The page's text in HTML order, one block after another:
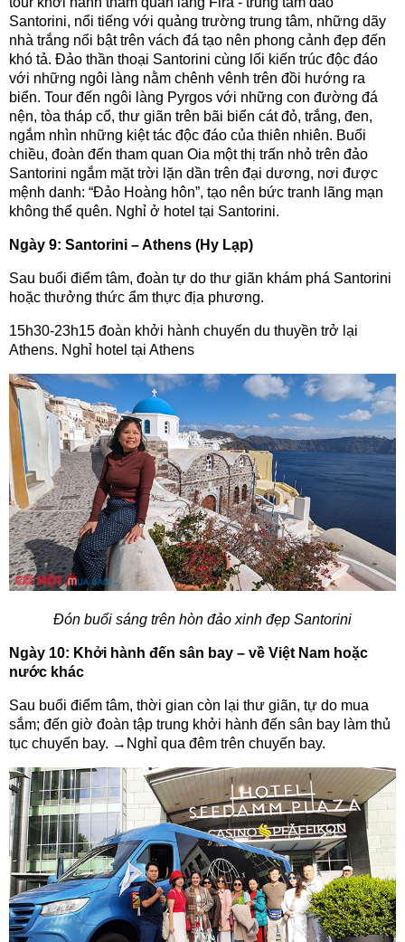
Santorini, nổi tiếng với quảng trường trung tâm, những dãy
nhà trắng nổi bật trên vách đá tạo nên phong cảnh đẹp đến
khó tả. Đảo thần thoại Santorini cùng lối kiến trúc độc đáo
với những ngôi làng nằm chênh vênh trên đồi hướng ra
biển. Tour đến ngôi làng Pyrgos với những con đường đá
nện, tòa tháp cổ, thư giãn trên bãi biển cát đỏ, trắng, đen,
ngắm nhìn những kiệt tác độc đáo của thiên nhiên. Buổi
chiều, đoàn đến tham quan Oia một thị trấn nhỏ trên đảo
Santorini ngắm mặt trời lặn dần trên đại dương, nơi được
mệnh danh: “Đảo Hoàng hôn”, tạo nên bức tranh lãng mạn
không thể quên. Nghỉ ở hotel tại Santorini.
Ngày 9: Santorini – Athens (Hy Lạp)
Sau buổi điểm tâm, đoàn tự do thư giãn khám phá Santorini
hoặc thưởng thức ẩm thực địa phương.
15h30-23h15 đoàn khởi hành chuyến du thuyền trở lại
Athens. Nghỉ hotel tại Athens
Đón buổi sáng trên hòn đảo xinh đẹp Santorini
Ngày 10: Khởi hành đến sân bay – về Việt Nam hoặc
nước khác
Sau buổi điểm tâm, thời gian còn lại thư giãn, tự do mua
sắm; đến giờ đoàn tập trung khởi hành đến sân bay làm thủ
tục chuyến bay. →Nghỉ qua đêm trên chuyến bay.